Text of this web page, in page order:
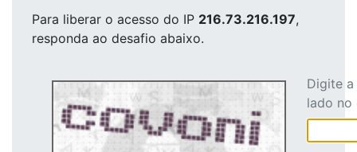
Para liberar o acesso do IP 216.73.216.197,
responda ao desafio abaixo.
Digite
lado no